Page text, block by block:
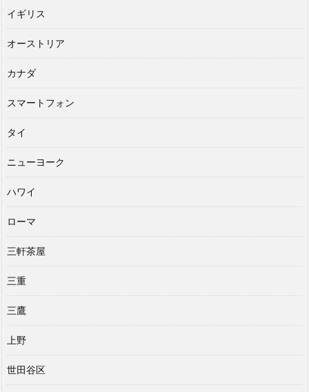
イギリス
オーストリア
カナダ
スマートフォン
タイ
ニューヨーク
ハワイ
ローマ
三軒茶屋
三重
三鷹
上野
世田谷区